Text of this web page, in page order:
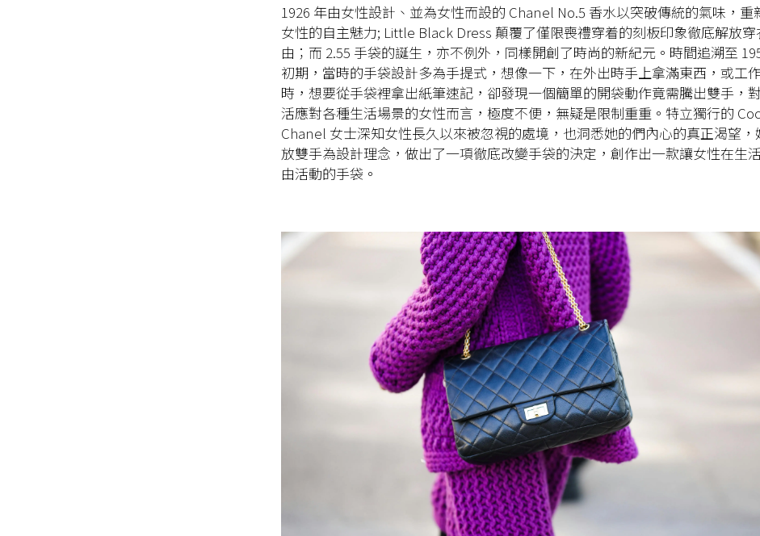
1926 年由女性設計、並為女性而設的 Chanel No.5 香水以突破傳統的氣味，重
女性的自主魅力; Little Black Dress 顛覆了僅限喪禮穿着的刻板印象徹底解放穿
由；而 2.55 手袋的誕生，亦不例外，同樣開創了時尚的新紀元。時間追溯至
初期，當時的手袋設計多為手提式，想像一下，在外出時手上拿滿東西，或工
時，想要從手袋裡拿出紙筆速記，卻發現一個簡單的開袋動作竟需騰出雙手，
活應對各種生活場景的女性而言，極度不便，無疑是限制重重。特立獨行的
Chanel 女士深知女性長久以來被忽視的處境，也洞悉她的們內心的真正渴望，
放雙手為設計理念，做出了一項徹底改變手袋的決定，創作出一款讓女性在生
由活動的手袋。